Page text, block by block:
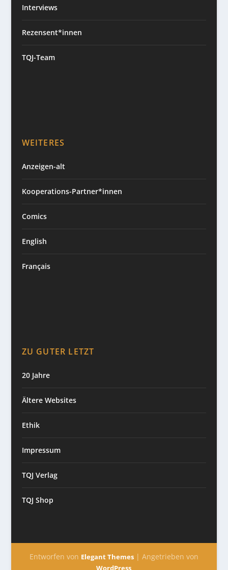
Interviews
Rezensent*innen
TQJ-Team
WEITERES
Anzeigen-alt
Kooperations-Partner*innen
Comics
English
Français
ZU GUTER LETZT
20 Jahre
Ältere Websites
Ethik
Impressum
TQJ Verlag
TQJ Shop
Entworfen von Elegant Themes| Angetrieben von
WordPress